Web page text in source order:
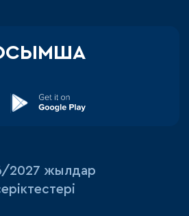
2027 жылдар